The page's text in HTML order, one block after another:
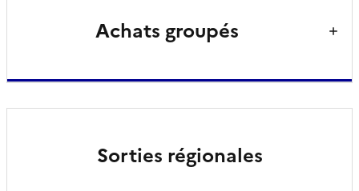
Achats groupés
Sorties régionales